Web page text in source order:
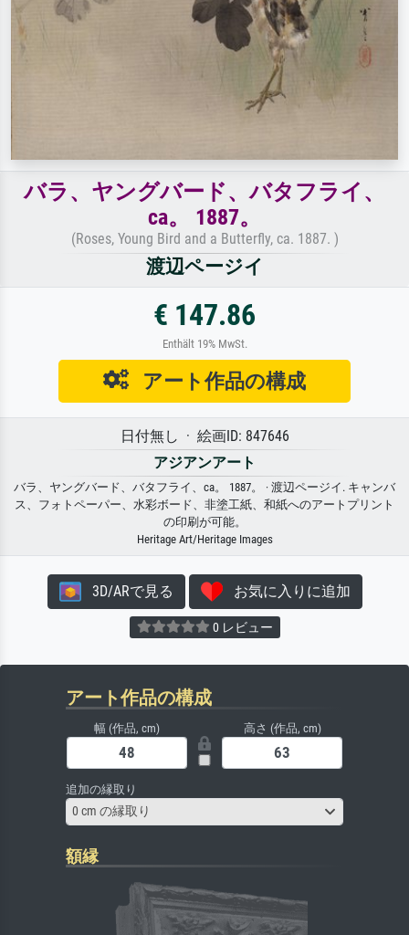
バラ、ヤングバード、バタフライ、
ca。 1887。
(Roses, Young Bird and a Butterfly, ca. 1887. )
渡辺ページイ
€ 147.86
Enthält 19% MwSt.
アート作品の構成
日付無し · 絵画ID: 847646
アジアンアート
バラ、ヤングバード、バタフライ、ca。 1887。 · 渡辺ページイ. キャンバ
ス、フォトペーパー、水彩ボード、非塗工紙、和紙へのアートプリント
の印刷が可能。
Heritage Art/Heritage Images
3D/ARで見る お気に入りに追加
0 レビュー
アート作品の構成
幅 (作品, cm) 高さ (作品, cm)
追加の縁取り
0 cm の縁取り
額縁